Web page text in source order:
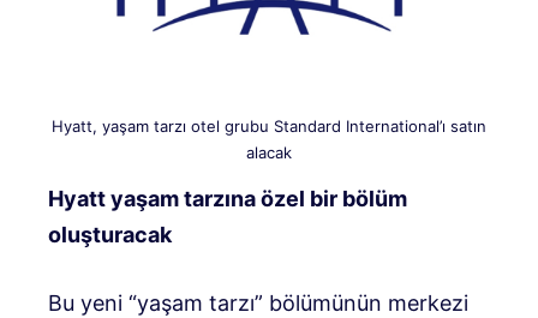
Hyatt, yaşam tarzı otel grubu Standard International’ı satın
alacak
Hyatt yaşam tarzına özel bir bölüm
oluşturacak
Bu yeni “yaşam tarzı” bölümünün merkezi